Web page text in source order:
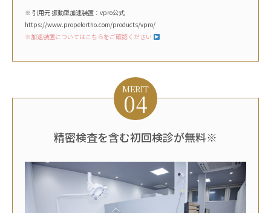
※ 引用元振動型加速装置：vpro公式
https://www.propelortho.com/products/vpro/
※加速装置についてはこちらをご確認ください
MERIT
04
精密検査を含む初回検診が無料※